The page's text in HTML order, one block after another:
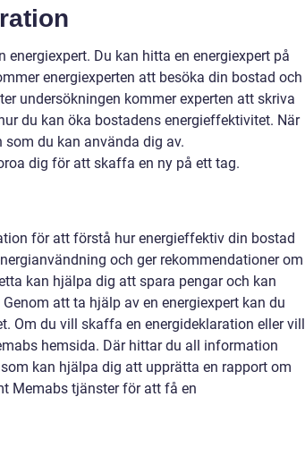
Du kan hitta en energiexpert på
energiexperten att besöka din bostad och
undersökningen kommer experten att skriva
du kan öka bostadens energieffektivitet. När
du kan använda dig av.
dig för att skaffa en ny på ett tag.
för att förstå hur energieffektiv din bostad
och ger rekommendationer om
kan hjälpa dig att spara pengar och kan
att ta hjälp av en energiexpert kan du
Om du vill skaffa en energideklaration eller vill
hemsida. Där hittar du all information
kan hjälpa dig att upprätta en rapport om
Memabs tjänster för att få en